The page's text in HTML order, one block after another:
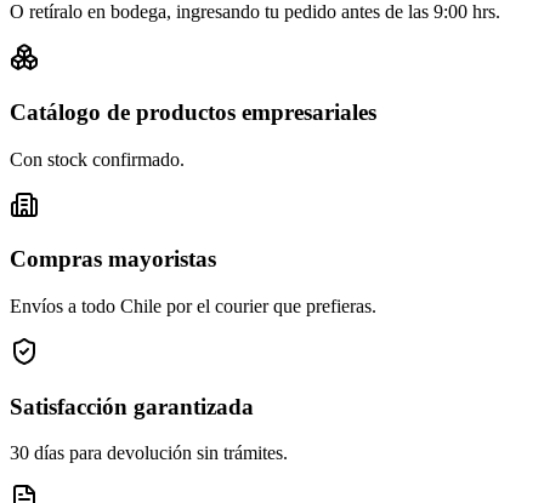
O retíralo en bodega, ingresando tu pedido antes de las 9:00 hrs.
Catálogo de productos empresariales
Con stock confirmado.
Compras mayoristas
Envíos a todo Chile por el courier que prefieras.
Satisfacción garantizada
30 días para devolución sin trámites.